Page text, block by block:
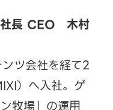
社長 CEO 木村
ツ会社を経て2
）へ入社。ゲ
牧場」の運用